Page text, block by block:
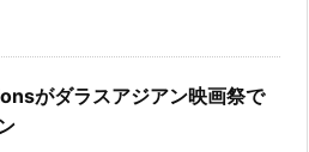
がダラスアジアン映画祭で